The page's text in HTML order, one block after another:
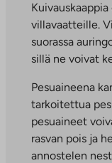
villavaatteille.
suorassa
sillä ne voivat
Pesuaineena
tarkoitettua
pesuaineet
rasvan pois ja
annostelen